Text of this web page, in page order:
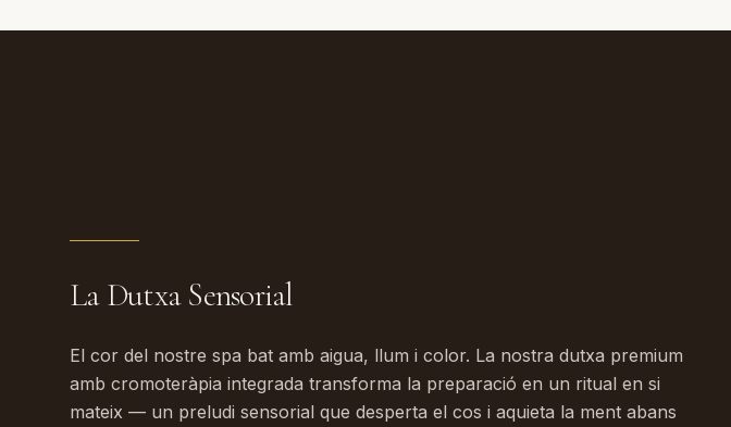
La Dutxa Sensorial
El cor del nostre spa bat amb aigua, llum i color. La nostra dutxa premium
amb cromoteràpia integrada transforma la preparació en un ritual en si
mateix — un preludi sensorial que desperta el cos i aquieta la ment abans